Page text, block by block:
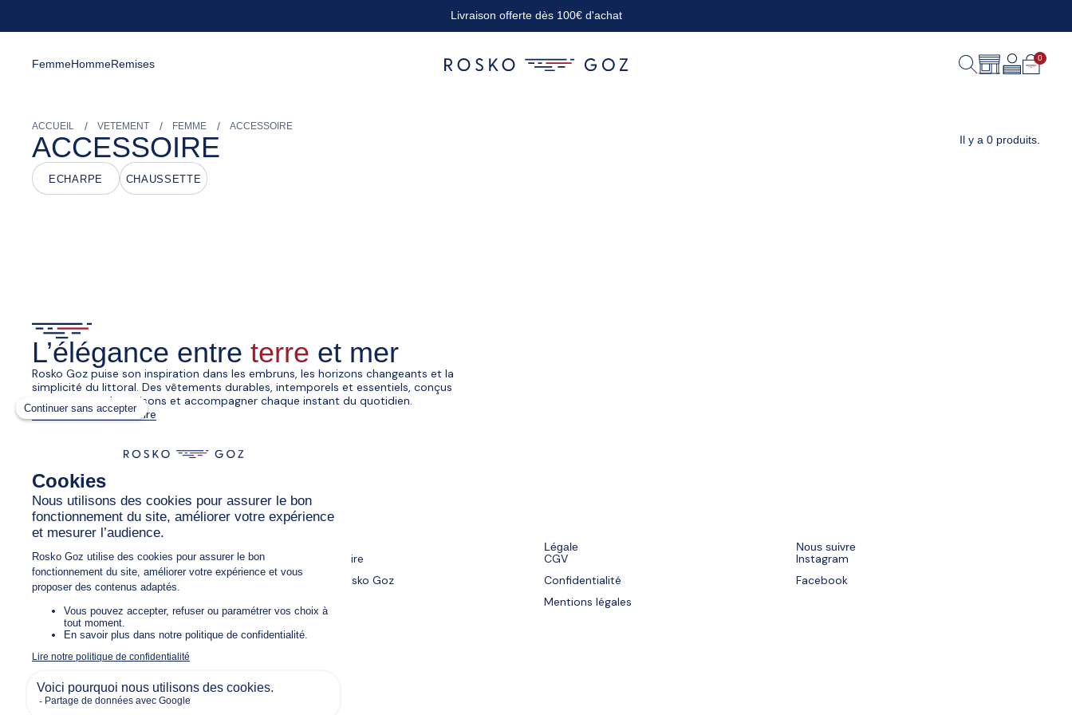
Livraison offerte dès 100€ d'achat
FemmeHommeRemises
ACCUEIL VETEMENT FEMME ACCESSOIRE
ACCESSOIRE Il y a 0 produits.
ECHARPE CHAUSSETTE
L’élégance entre terre et mer
Rosko Goz puise son inspiration dans les embruns, les horizons changeants et la
simplicité du littoral. Des vêtements durables, intemporels et essentiels, conçus
pour traverser les saisons et accompagner chaque instant du quotidien.
Découvrir notre histoire
FAQ
Mon compte
Plan du site
Notre histoire
Magasin Rosko Goz
Légale
CGV
Confidentialité
Mentions légales
Nous suivre
Instagram
Facebook